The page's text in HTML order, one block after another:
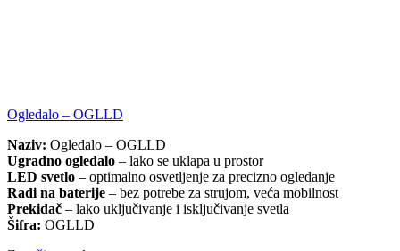
Ogledalo – OGLLD
Naziv: Ogledalo – OGLLD
Ugradno ogledalo – lako se uklapa u prostor
LED svetlo – optimalno osvetljenje za precizno ogledanje
Radi na baterije – bez potrebe za strujom, veća mobilnost
Prekidač – lako uključivanje i isključivanje svetla
Šifra: OGLLD